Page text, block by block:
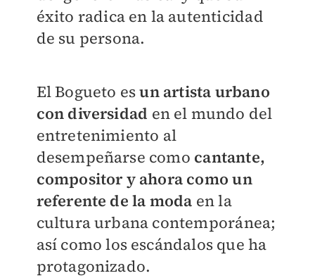
éxito radica en la autenticidad
de su persona.
El Bogueto esun artista urbano
con diversidad en el mundo del
entretenimiento al
desempeñarse como cantante,
compositor y ahora como un
referente de la moda en la
cultura urbana contemporánea;
así como los escándalos que ha
protagonizado.